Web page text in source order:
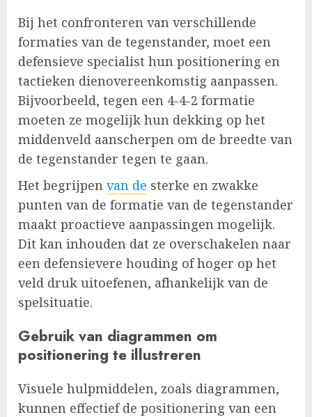
Bij het confronteren van verschillende
formaties van de tegenstander, moet een
defensieve specialist hun positionering en
tactieken dienovereenkomstig aanpassen.
Bijvoorbeeld, tegen een 4-4-2 formatie
moeten ze mogelijk hun dekking op het
middenveld aanscherpen om de breedte van
de tegenstander tegen te gaan.
Het begrijpen van de sterke en zwakke
punten van de formatie van de tegenstander
maakt proactieve aanpassingen mogelijk.
Dit kan inhouden dat ze overschakelen naar
een defensievere houding of hoger op het
veld druk uitoefenen, afhankelijk van de
spelsituatie.
Gebruik van diagrammen om
positionering te illustreren
Visuele hulpmiddelen, zoals diagrammen,
kunnen effectief de positionering van een